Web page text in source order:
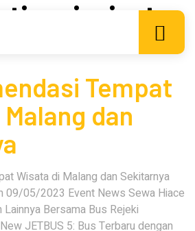
wisata
Tempat
dan
Wisata di Malang dan Sekitarnya
09/05/2023 Event News Sewa Hiace
Lainnya Bersama Bus Rejeki
JETBUS 5: Bus Terbaru dengan